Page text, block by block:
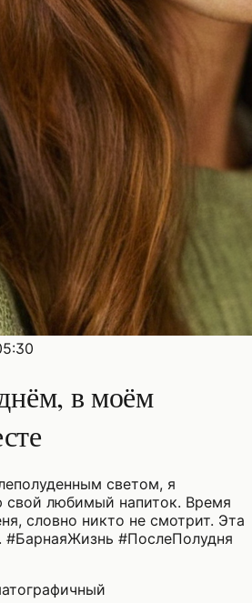
в моём
светом, я
свой любимый напиток. Время
словно никто не смотрит. Эта
#БарнаяЖизнь #ПослеПолудня